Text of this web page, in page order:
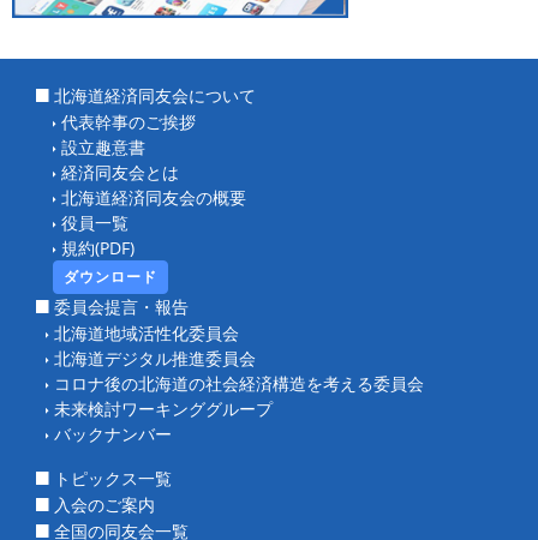
北海道経済同友会について
代表幹事のご挨拶
設立趣意書
経済同友会とは
北海道経済同友会の概要
役員一覧
規約(PDF)
ダウンロード
委員会提言・報告
北海道地域活性化委員会
北海道デジタル推進委員会
コロナ後の北海道の社会経済構造を考える委員会
未来検討ワーキンググループ
バックナンバー
トピックス一覧
入会のご案内
全国の同友会一覧